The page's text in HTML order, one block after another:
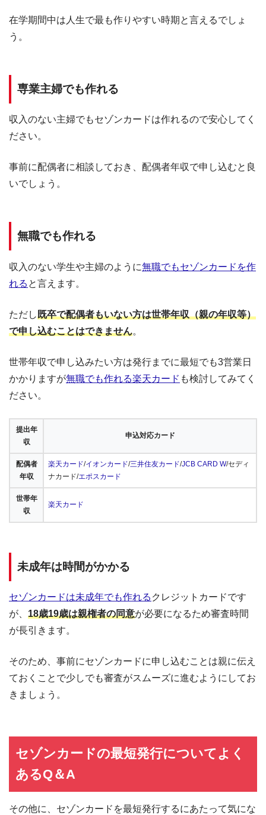
島）ヤマカタヤ
カードカウンタ
鹿児島県鹿児島市金生町３ｰ１ 山形
屋（鹿児島）３号館３Ｆ
リウボウ久茂地
沖縄県那覇市久茂地１－１－１ リウ
在学期間中は人生で最も作りやすい時期と言えるでしょ
う。
専業主婦でも作れる
収入のない主婦でもセゾンカードは作れるので安心してく
ださい。
事前に配偶者に相談しておき、配偶者年収で申し込むと良
いでしょう。
無職でも作れる
収入のない学生や主婦のように無職でもセゾンカードを作
れる と言えます。
ただし既卒で配偶者もいない方は世帯年収（親の年収等）
で申し込むことはできません。
世帯年収で申し込みたい方は発行までに最短でも3営業日
かかりますが無職でも作れる楽天カード も検討してみてく
ださい。
提出年
収
申込対応カード
配偶者
年収
楽天カード/イオンカード/三井住友カード/JCB CARD W/セディ
ナカード/エポスカード
世帯年
収
楽天カード
未成年は時間がかかる
セゾンカードは未成年でも作れる クレジットカードです
が、 18歳19歳は親権者の同意が必要になるため審査時間
が長引きます。
そのため、事前にセゾンカードに申し込むことは親に伝え
ておくことで少しでも審査がスムーズに進むようにしてお
きましょう。
セゾンカードの最短発行についてよく
あるQ＆A
その他に、セゾンカードを最短発行するにあたって気にな